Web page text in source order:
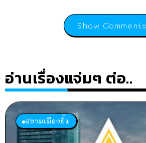
Show Comments
อ่านเรื่องแจ่มๆ ต่อ..
สยามเมืองยิ้ม